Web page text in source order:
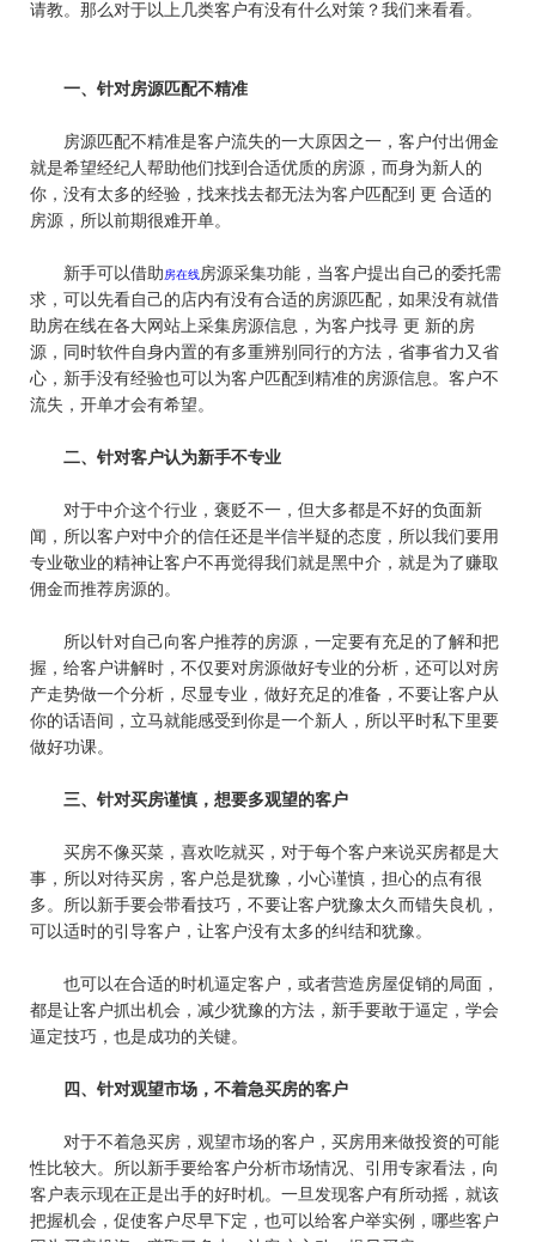
请教。那么对于以上几类客户有没有什么对策？我们来看看。
一、针对房源匹配不精准
房源匹配不精准是客户流失的一大原因之一，客户付出佣金
就是希望经纪人帮助他们找到合适优质的房源，而身为新人的
你，没有太多的经验，找来找去都无法为客户匹配到 更 合适的
房源，所以前期很难开单。
新手可以借助房在线房源采集功能，当客户提出自己的委托需
求，可以先看自己的店内有没有合适的房源匹配，如果没有就借
助房在线在各大网站上采集房源信息，为客户找寻 更 新的房
源，同时软件自身内置的有多重辨别同行的方法，省事省力又省
心，新手没有经验也可以为客户匹配到精准的房源信息。客户不
流失，开单才会有希望。
二、针对客户认为新手不专业
对于中介这个行业，褒贬不一，但大多都是不好的负面新
闻，所以客户对中介的信任还是半信半疑的态度，所以我们要用
专业敬业的精神让客户不再觉得我们就是黑中介，就是为了赚取
佣金而推荐房源的。
所以针对自己向客户推荐的房源，一定要有充足的了解和把
握，给客户讲解时，不仅要对房源做好专业的分析，还可以对房
产走势做一个分析，尽显专业，做好充足的准备，不要让客户从
你的话语间，立马就能感受到你是一个新人，所以平时私下里要
做好功课。
三、针对买房谨慎，想要多观望的客户
买房不像买菜，喜欢吃就买，对于每个客户来说买房都是大
事，所以对待买房，客户总是犹豫，小心谨慎，担心的点有很
多。所以新手要会带看技巧，不要让客户犹豫太久而错失良机，
可以适时的引导客户，让客户没有太多的纠结和犹豫。
也可以在合适的时机逼定客户，或者营造房屋促销的局面，
都是让客户抓出机会，减少犹豫的方法，新手要敢于逼定，学会
逼定技巧，也是成功的关键。
四、针对观望市场，不着急买房的客户
对于不着急买房，观望市场的客户，买房用来做投资的可能
性比较大。所以新手要给客户分析市场情况、引用专家看法，向
客户表示现在正是出手的好时机。一旦发现客户有所动摇，就该
把握机会，促使客户尽早下定，也可以给客户举实例，哪些客户